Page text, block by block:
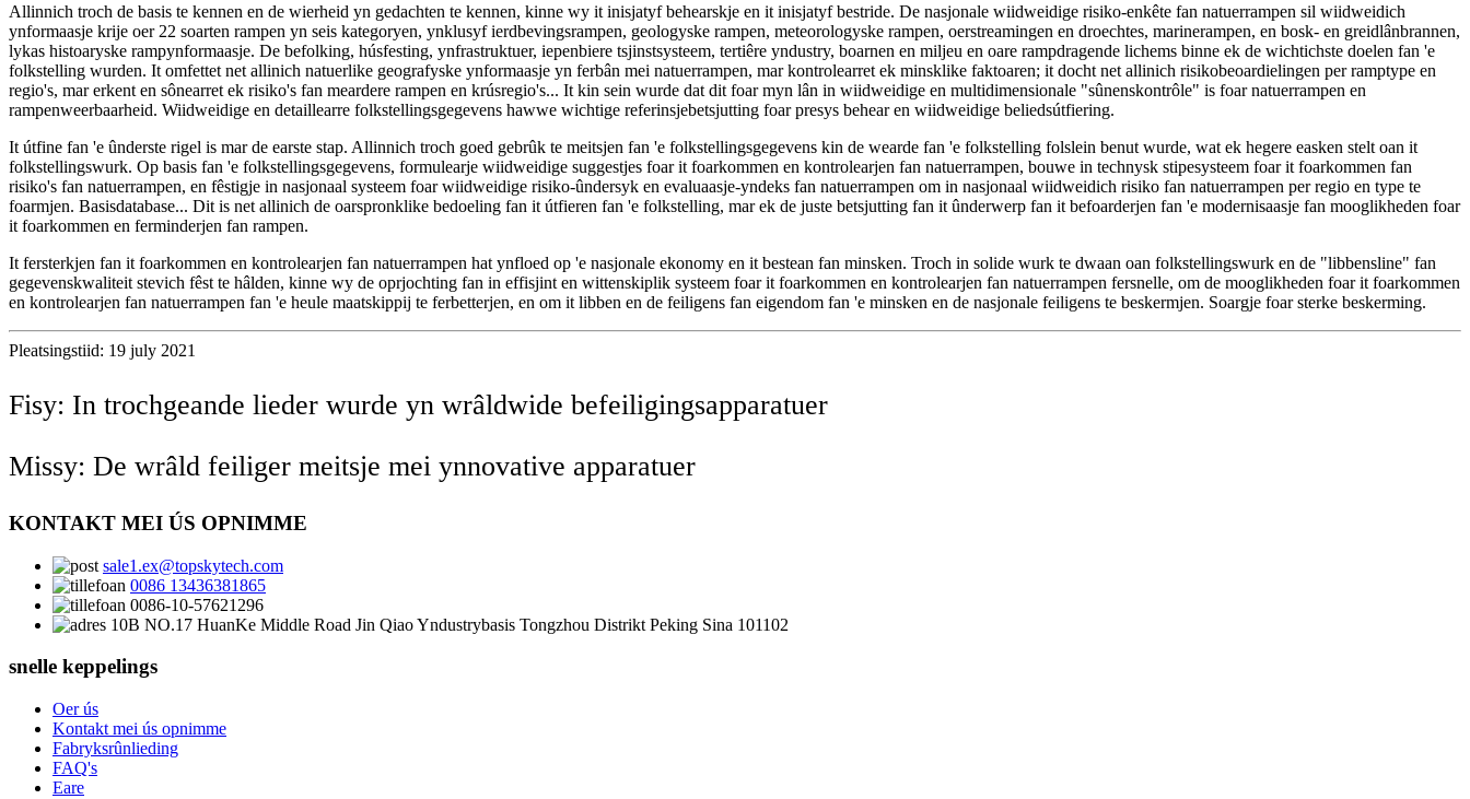
Allinnich troch de basis te kennen en de wierheid yn gedachten te kennen, kinne wy ​​it inisjatyf behearskje en it inisjatyf bestride. De nasjonale wiidweidige risiko-enkête fan natuerrampen sil wiidweidich
ynformaasje krije oer 22 soarten rampen yn seis kategoryen, ynklusyf ierdbevingsrampen, geologyske rampen, meteorologyske rampen, oerstreamingen en droechtes, marinerampen, en bosk- en greidlânbrannen,
lykas histoaryske rampynformaasje. De befolking, húsfesting, ynfrastruktuer, iepenbiere tsjinstsysteem, tertiêre yndustry, boarnen en miljeu en oare rampdragende lichems binne ek de wichtichste doelen fan 'e
folkstelling wurden. It omfettet net allinich natuerlike geografyske ynformaasje yn ferbân mei natuerrampen, mar kontrolearret ek minsklike faktoaren; it docht net allinich risikobeoardielingen per ramptype en
regio's, mar erkent en sônearret ek risiko's fan meardere rampen en krúsregio's... It kin sein wurde dat dit foar myn lân in wiidweidige en multidimensionale "sûnenskontrôle" is foar natuerrampen en
rampenweerbaarheid. Wiidweidige en detaillearre folkstellingsgegevens hawwe wichtige referinsjebetsjutting foar presys behear en wiidweidige beliedsútfiering.
It útfine fan 'e ûnderste rigel is mar de earste stap. Allinnich troch goed gebrûk te meitsjen fan 'e folkstellingsgegevens kin de wearde fan 'e folkstelling folslein benut wurde, wat ek hegere easken stelt oan it
folkstellingswurk. Op basis fan 'e folkstellingsgegevens, formulearje wiidweidige suggestjes foar it foarkommen en kontrolearjen fan natuerrampen, bouwe in technysk stipesysteem foar it foarkommen fan
risiko's fan natuerrampen, en fêstigje in nasjonaal systeem foar wiidweidige risiko-ûndersyk en evaluaasje-yndeks fan natuerrampen om in nasjonaal wiidweidich risiko fan natuerrampen per regio en type te
foarmjen. Basisdatabase... Dit is net allinich de oarspronklike bedoeling fan it útfieren fan 'e folkstelling, mar ek de juste betsjutting fan it ûnderwerp fan it befoarderjen fan 'e modernisaasje fan mooglikheden foar
it foarkommen en ferminderjen fan rampen.
It fersterkjen fan it foarkommen en kontrolearjen fan natuerrampen hat ynfloed op 'e nasjonale ekonomy en it bestean fan minsken. Troch in solide wurk te dwaan oan folkstellingswurk en de "libbensline" fan
gegevenskwaliteit stevich fêst te hâlden, kinne wy ​​de oprjochting fan in effisjint en wittenskiplik systeem foar it foarkommen en kontrolearjen fan natuerrampen fersnelle, om de mooglikheden foar it foarkommen
en kontrolearjen fan natuerrampen fan 'e heule maatskippij te ferbetterjen, en om it libben en de feiligens fan eigendom fan 'e minsken en de nasjonale feiligens te beskermjen. Soargje foar sterke beskerming.
Pleatsingstiid: 19 july 2021
Fisy: In trochgeande lieder wurde yn wrâldwide befeiligingsapparatuer
Missy: De wrâld feiliger meitsje mei ynnovative apparatuer
KONTAKT MEI ÚS OPNIMME
sale1.ex@topskytech.com
0086 13436381865
0086-10-57621296
10B NO.17 HuanKe Middle Road Jin Qiao Yndustrybasis Tongzhou Distrikt Peking Sina 101102
snelle keppelings
Oer ús
Kontakt mei ús opnimme
Fabryksrûnlieding
FAQ's
Eare